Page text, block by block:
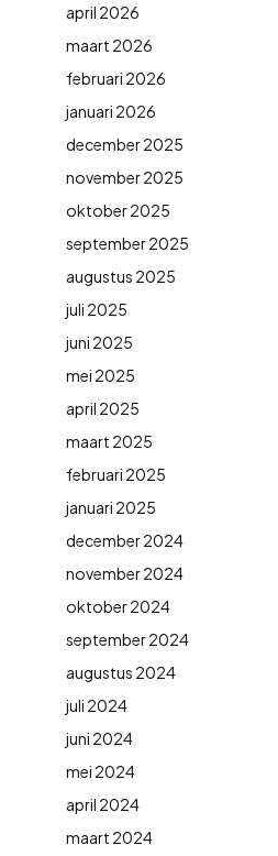
april 2026
maart 2026
februari 2026
januari 2026
december 2025
november 2025
oktober 2025
september 2025
augustus 2025
juli 2025
juni 2025
mei 2025
april 2025
maart 2025
februari 2025
januari 2025
december 2024
november 2024
oktober 2024
september 2024
augustus 2024
juli 2024
juni 2024
mei 2024
april 2024
maart 2024